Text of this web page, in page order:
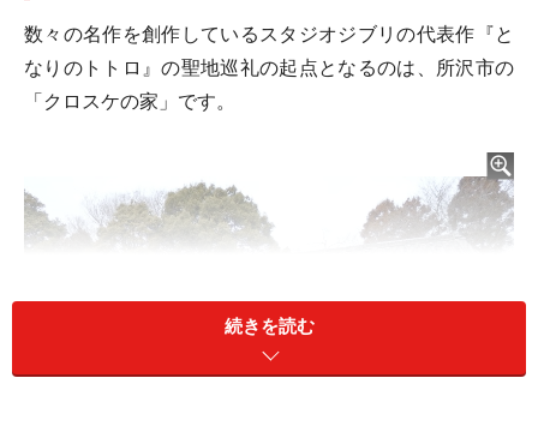
数々の名作を創作しているスタジオジブリの代表作『と
なりのトトロ』の聖地巡礼の起点となるのは、所沢市の
「クロスケの家」です。
続きを読む